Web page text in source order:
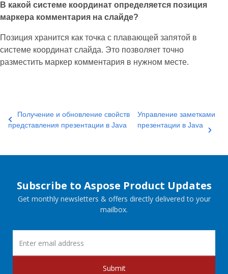
В какой системе координат определяется позиция
маркера комментария на слайде?
Позиция хранится как точка с плавающей запятой в
системе координат слайда. Это позволяет точно
разместить маркер комментария в нужном месте.
Получение и обновление свойств
представления презентации в Java
Управление заметками
презентации в Java
Subscribe to Aspose Product Updates
Get monthly newsletters & offers directly delivered to your
mailbox.
Submit